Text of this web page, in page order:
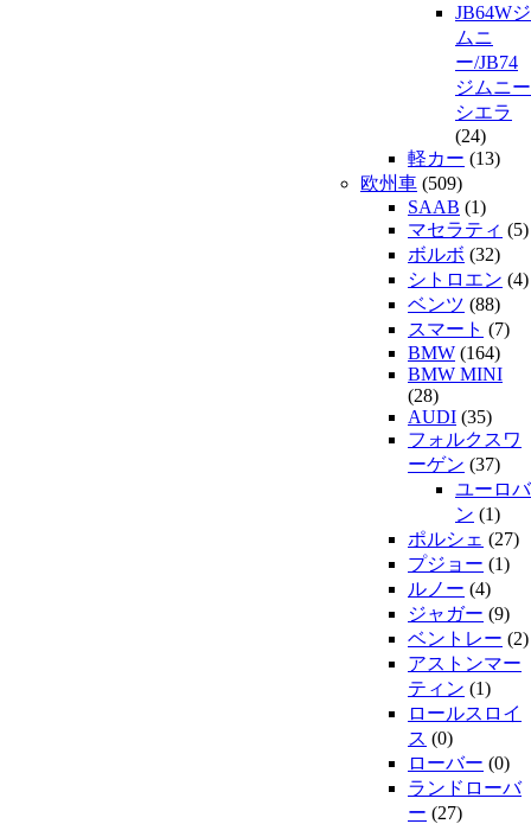
JB64Wジ
ムニ
ー/JB74
ジムニー
シエラ
(24)
軽カー (13)
欧州車 (509)
SAAB (1)
マセラティ (5)
ボルボ (32)
シトロエン (4)
ベンツ (88)
スマート (7)
BMW (164)
BMW MINI
(28)
AUDI (35)
フォルクスワ
ーゲン (37)
ユーロバ
ン (1)
ポルシェ (27)
プジョー (1)
ルノー (4)
ジャガー (9)
ベントレー (2)
アストンマー
ティン (1)
ロールスロイ
ス (0)
ローバー (0)
ランドローバ
ー (27)